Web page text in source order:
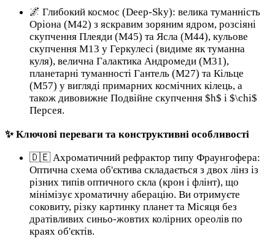
🌌 Глибокий космос (Deep-Sky): велика туманність
Оріона (М42) з яскравим зоряним ядром, розсіяні
скупчення Плеяди (М45) та Ясла (М44), кульове
скупчення М13 у Геркулесі (видиме як туманна
куля), велична Галактика Андромеди (М31),
планетарні туманності Гантель (М27) та Кільце
(М57) у вигляді примарних космічних кілець, а
також дивовижне Подвійне скупчення $h$ і $\chi$
Персея.
✨ Ключові переваги та конструктивні особливості
🇩🇪 Ахроматичний рефрактор типу Фраунгофера:
Оптична схема об'єктива складається з двох лінз із
різних типів оптичного скла (крон і флінт), що
мінімізує хроматичну аберацію. Ви отримуєте
соковиту, різку картинку планет та Місяця без
дратівливих синьо-жовтих колірних ореолів по
краях об'єктів.